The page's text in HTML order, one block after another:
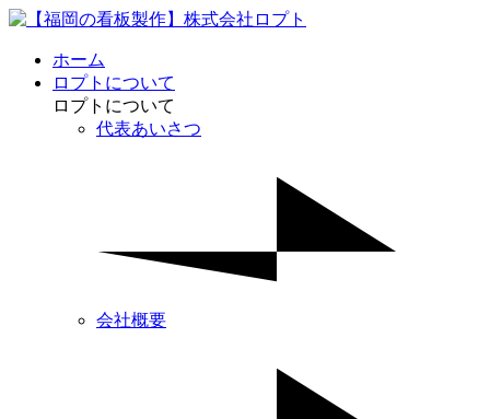
ホーム
ロプトについて
ロプトについて
代表あいさつ
会社概要